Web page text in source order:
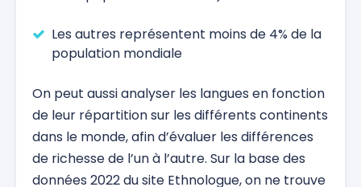
Les autres représentent moins de 4% de la
population mondiale
On peut aussi analyser les langues en fonction
de leur répartition sur les différents continents
dans le monde, afin d’évaluer les différences
de richesse de l’un à l’autre. Sur la base des
données 2022 du site Ethnologue, on ne trouve